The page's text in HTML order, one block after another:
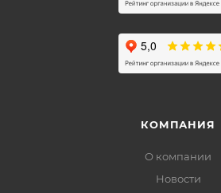
КОМПАНИЯ
О компании
Новости